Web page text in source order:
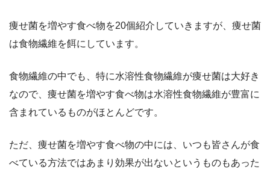
痩せ菌を増やす食べ物を20個紹介していきますが、痩せ菌
は食物繊維を餌にしています。
食物繊維の中でも、特に水溶性食物繊維が痩せ菌は大好き
なので、痩せ菌を増やす食べ物は水溶性食物繊維が豊富に
含まれているものがほとんどです。
ただ、痩せ菌を増やす食べ物の中には、いつも皆さんが食
べている方法ではあまり効果が出ないというものもあった